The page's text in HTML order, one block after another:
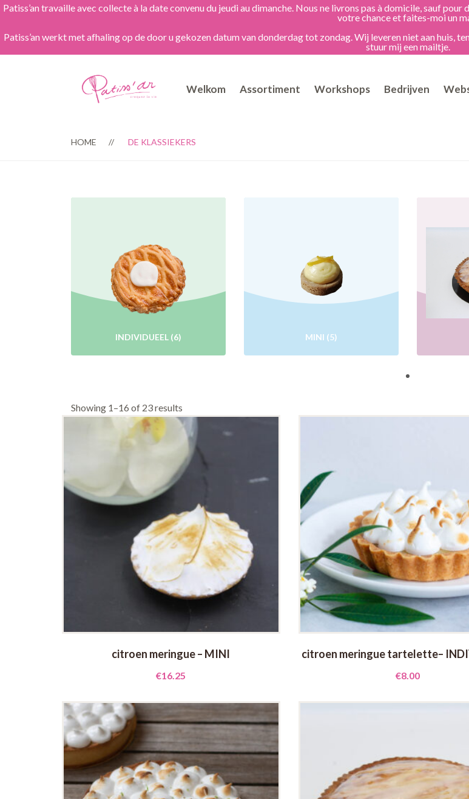
Patiss’an travaille avec collecte à la date convenu du jeudi au dimanche. Nous ne livrons pas à domicile, sauf
votre chance et faites-moi un
Patiss’an werkt met afhaling op de door u gekozen datum van donderdag tot zondag. Wij leveren niet aan huis,
stuur mij een mailtje.
Welkom Assortiment Workshops Bedrijven
HOME DE KLASSIEKERS
INDIVIDUEEL (6) MINI (5)
Showing 1–16 of 23 results
citroen meringue – MINI
€16.25
citroen meringue tartelette–
€8.00